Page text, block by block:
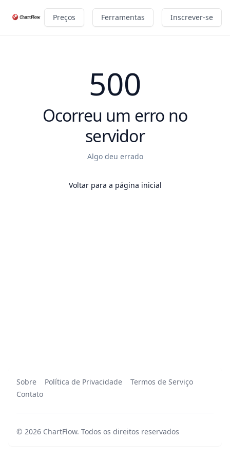
Preços Ferramentas Inscrever-se
500
Ocorreu um erro no
servidor
Algo deu errado
Voltar para a página inicial
Sobre Política de Privacidade
Termos de Serviço
Contato
© 2026 ChartFlow. Todos os direitos reservados